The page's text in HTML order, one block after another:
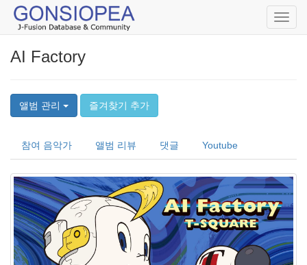
AI Factory
앨범 관리 즐겨찾기 추가
참여 음악가 앨범 리뷰 댓글 Youtube